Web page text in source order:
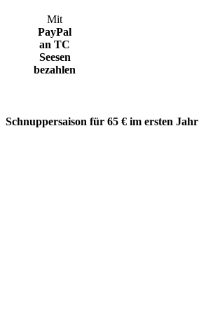
Mit
PayPal
an TC
Seesen
bezahlen
Schnuppersaison für 65 € im ersten Jahr